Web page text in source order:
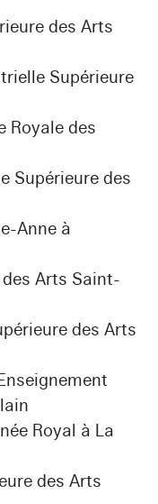
des Arts
Supérieure
Royale des
Supérieure des
Anne à
Arts Saint-
des Arts
Royal à La
des Arts